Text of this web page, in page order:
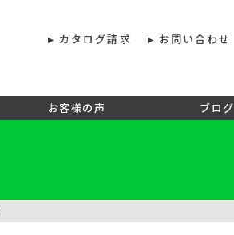
カタログ請求 お問い合わせ
お客様の声 ブログ